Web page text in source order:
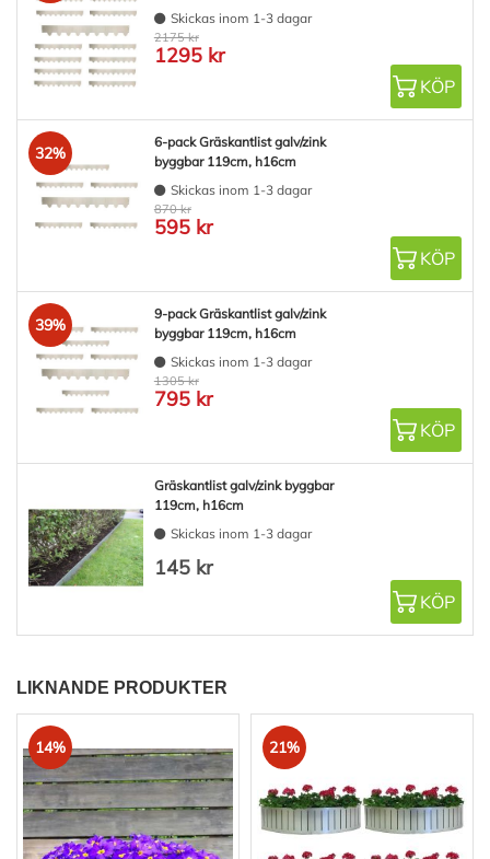
Skickas inom 1-3 dagar
2175 kr
1295 kr
KÖP
32%
6-pack Gräskantlist galv/zink
byggbar 119cm, h16cm
Skickas inom 1-3 dagar
870 kr
595 kr
KÖP
39%
9-pack Gräskantlist galv/zink
byggbar 119cm, h16cm
Skickas inom 1-3 dagar
1305 kr
795 kr
KÖP
Gräskantlist galv/zink byggbar
119cm, h16cm
Skickas inom 1-3 dagar
145 kr
KÖP
LIKNANDE PRODUKTER
14% 21%